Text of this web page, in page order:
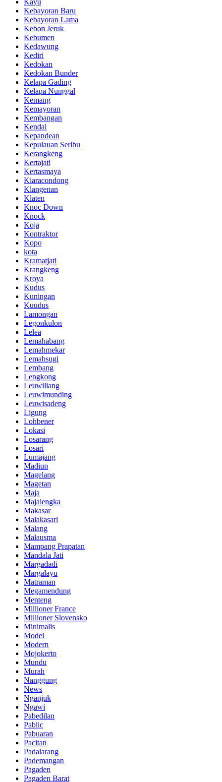
Kayu
Kebayoran Baru
Kebayoran Lama
Kebon Jeruk
Kebumen
Kedawung
Kediri
Kedokan
Kedokan Bunder
Kelapa Gading
Kelapa Nunggal
Kemang
Kemayoran
Kembangan
Kendal
Kepandean
Kepulauan Seribu
Kerangkeng
Kertajati
Kertasmaya
Kiaracondong
Klangenan
Klaten
Knoc Down
Knock
Koja
Kontraktor
Kopo
kota
Kramatjati
Krangkeng
Kroya
Kudus
Kuningan
Kuudus
Lamongan
Legonkulon
Lelea
Lemahabang
Lemahmekar
Lemahsugi
Lembang
Lengkong
Leuwiliang
Leuwimunding
Leuwisadeng
Ligung
Lohbener
Lokasi
Losarang
Losari
Lumajang
Madiun
Magelang
Magetan
Maja
Majalengka
Makasar
Malakasari
Malang
Malausma
Mampang Prapatan
Mandala Jati
Margadadi
Margalayu
Matraman
Megamendung
Menteng
Millioner France
Millioner Slovensko
Minimalis
Model
Modern
Mojokerto
Mundu
Murah
Nanggung
News
Nganjuk
Ngawi
Pabedilan
Pablic
Pabuaran
Pacitan
Padalarang
Pademangan
Pagaden
Pagaden Barat